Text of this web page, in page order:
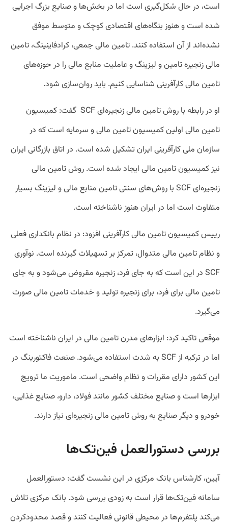
است، در حال شکل‌گیری است اما در بخش‌ها و صنایع بزرگ اجرایی
شده است و هنوز بنگاه‌های اقتصادی کوچک و متوسط موفق
نشده‌اند از آن استفاده کنند. تامین مالی جمعی، کرادفاینینگ، تامین
مالی زنجیره تامین و لیزینگ و عاملیت منابع مالی را در حوزه‌های
تامین مالی کارآفرینی شناسایی کنیم. باید روان‌سازی شود.
او در رابطه با روش تامین مالی زنجیره‌ای SCF گفت: کمیسیون
تامین مالی اولین کمیسیون تامین مالی و سرمایه است که در
سازمان ملی کارآفرینی ایران تشکیل شده است. در اتاق بازرگانی ایران
نیز کمیسیون تامین مالی ایجاد شده است. روش تامین مالی
زنجیره‌ای SCF با روش‌های سنتی تامین منابع مالی و لیزینگ بسیار
متفاوت است اما در ایران هنوز ناشناخته است.
رییس کمیسیون تامین مالی کارآفرینی افزود: در نظام بانکداری فعلی
و نظام تامین مالی متدوال، تمرکز بر تسهیلات گیرنده است. نوآوری
SCF در این است که به جای فرد، زنجیره مقروض می‌شود و به جای
تامین مالی برای فرد، برای زنجیره تولید و خدمات تامین مالی صورت
می‌گیرد.
موقعی تاکید کرد: ابزارهای مدرن تامین مالی در ایران ناشناخته است
اما در ترکیه از SCF به شدت استفاده می‌شود. صنعت فاکتورینگ در
این کشور دارای مقررات و نظام واضحی است. ماموریت ما ترویج
ابزارها است و صنایع مختلف کشور مانند فولاد، دارو، صنایع غذایی،
خودرو و دیگر صنایع به روش تامین مالی زنجیره‌ای نیاز دارند.
بررسی دستورالعمل فین‌تک‌ها
آیین، کارشناس بانک مرکزی در این نشست گفت: دستورالعمل
سامانه فین‌تک‌ها قرار است به زودی بررسی شود. بانک مرکزی تلاش
می‌کند پلتفرم‌ها در محیطی قانونی فعالیت کنند و قصد محدودکردن